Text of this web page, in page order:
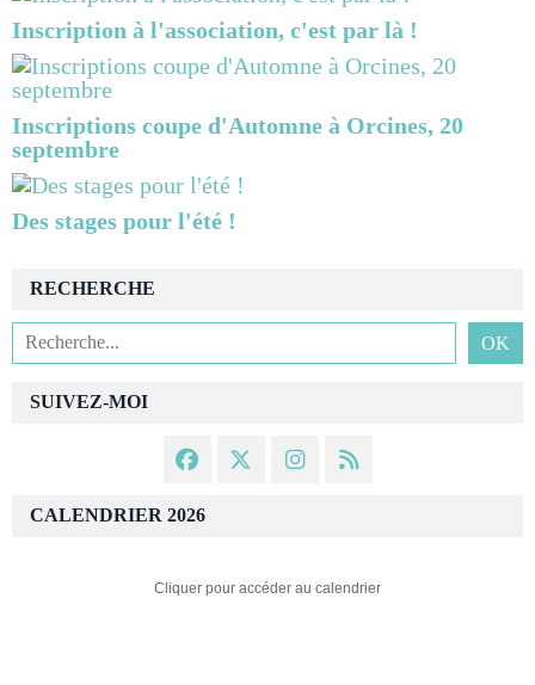
Inscription à l'association, c'est par là !
Inscriptions coupe d'Automne à Orcines, 20
septembre
Des stages pour l'été !
SUIVEZ-MOI
RECHERCHE
CALENDRIER 2026
Cliquer pour accéder au calendrier